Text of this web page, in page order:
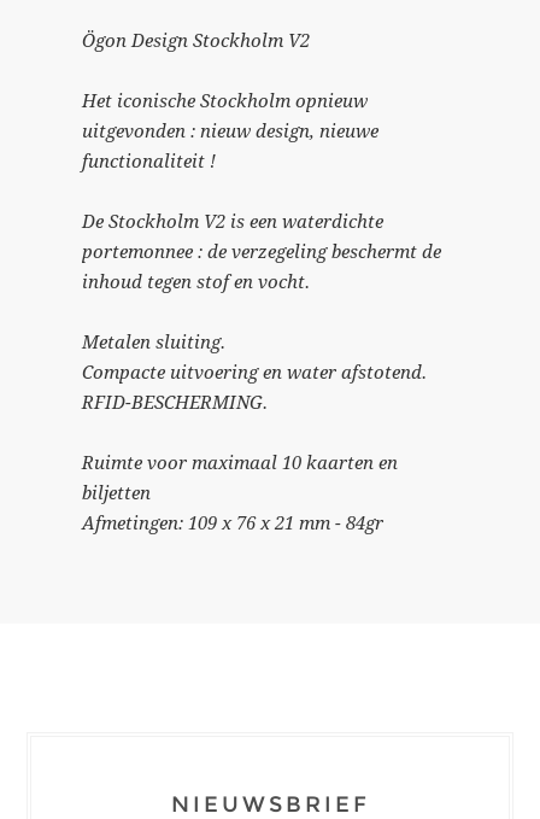
Ögon Design Stockholm V2
Het iconische Stockholm opnieuw
uitgevonden : nieuw design, nieuwe
functionaliteit !
De Stockholm V2 is een waterdichte
portemonnee : de verzegeling beschermt de
inhoud tegen stof en vocht.
Metalen sluiting.
Compacte uitvoering en water afstotend.
RFID-BESCHERMING.
Ruimte voor maximaal 10 kaarten en
biljetten
Afmetingen: 109 x 76 x 21 mm - 84gr
NIEUWSBRIEF